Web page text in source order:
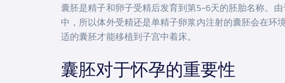
囊胚是精子和卵子受精后发育到第5-6天的胚胎名称。
中，所以体外受精还是单精子卵浆内注射的囊胚会在
适的囊胚才能移植到子宫中着床。
囊胚对于怀孕的重要性